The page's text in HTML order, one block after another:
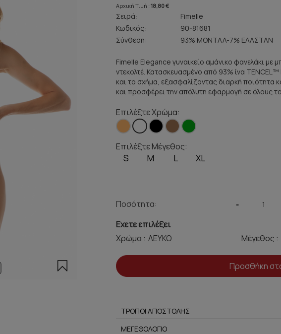
Αρχική Τιμή : 18,80 €
Σειρά:
Fimelle
Κωδικός:
90-81681
Σύνθεση:
93% ΜΟΝΤΑΛ-7% ΕΛΑΣΤΑΝ
Fimelle Elegance γυναικείο αμάνικο φανελάκι με
ντεκολτέ. Κατασκευασμένο από 93% ίνα
και το σχήμα, εξασφαλίζοντας διαρκή ποιότητα
και προσφέρει την απόλυτη εφαρμογή σε όλους
Επιλέξτε Χρώμα:
Επιλέξτε Μέγεθος:
S M L XL
Ποσότητα: -
Εχετε επιλέξει
Χρώμα :
Μέγεθος :
Προσθήκη
ΤΡΟΠΟΙ ΑΠΟΣΤΟΛΗΣ
ΜΕΓΕΘΟΛΟΓΙΟ